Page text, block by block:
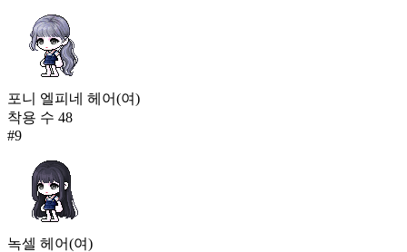
포니 엘피네 헤어(여)
착용 수 48
#9
녹셀 헤어(여)